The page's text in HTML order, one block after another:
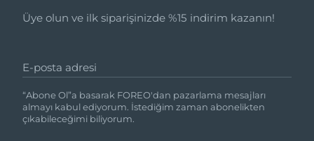
Üye olun ve ilk siparişinizde %15 indirim kazanın!
E-posta adresi
“Abone Ol”a basarak FOREO'dan pazarlama mesajları
almayı kabul ediyorum. İstediğim zaman abonelikten
çıkabileceğimi biliyorum.